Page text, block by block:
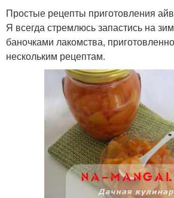
Простые рецепты приготовления
Я всегда стремлюсь запастись на
баночками лакомства,
нескольким рецептам.